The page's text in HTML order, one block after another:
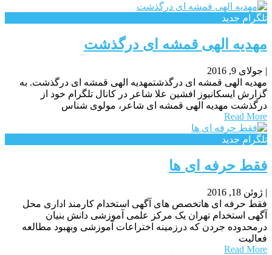
تلگرام جدید
مهدیه الهی قمشه ای درگذشت
| جولای 9, 2016
مهدیه الهی قمشه ای درگذشتمهدیه الهی قمشه ای درگذشت. به
گزارش ایسکانیوز افشین علا شاعر در کانال تلگرام خود از
درگذشت مهدیه الهی قمشه ای شاعر، مولوی شناس
Read More
تلگرام جدید
فقط حرفه ای ها
| ژوئن 18, 2016
فقط حرفه ای هاتخصص های آگهی استخدام کارمند اداری محل
آگهی استخدام تهران یک مرکز علمی آموزشی دانش بنیان
درمحدوده جردن که درزمینه اختراعات آموزشی وبهبود مطالعه
فعالیت
Read More